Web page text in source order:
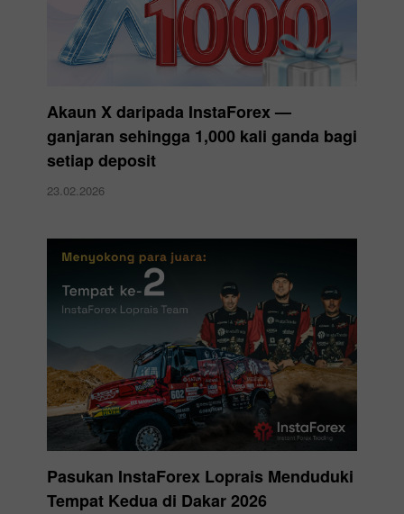
Akaun X daripada InstaForex —
ganjaran sehingga 1,000 kali ganda bagi
setiap deposit
23.02.2026
Pasukan InstaForex Loprais Menduduki
Tempat Kedua di Dakar 2026